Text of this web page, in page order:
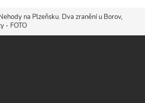
na Plzeňsku. Dva zranění u Borov,
- FOTO